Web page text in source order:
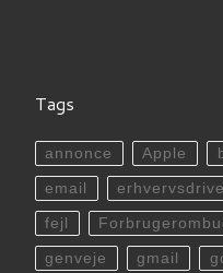
Tags
annonce Apple
email
fejl
genveje gmail